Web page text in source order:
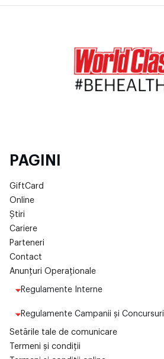
PAGINI
GiftCard
Online
Știri
Cariere
Parteneri
Contact
Anunțuri Operaționale
Regulamente Interne
Regulamente Campanii și Concursuri
Setările tale de comunicare
Termeni și condiții